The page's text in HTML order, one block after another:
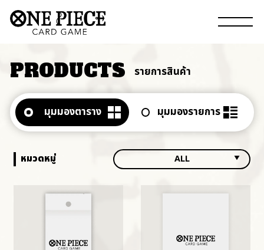
PRODUCTS รายการสินค้า
หมวดหมู่ ALL
ALL
มุมมองตาราง มุมมองรายการ